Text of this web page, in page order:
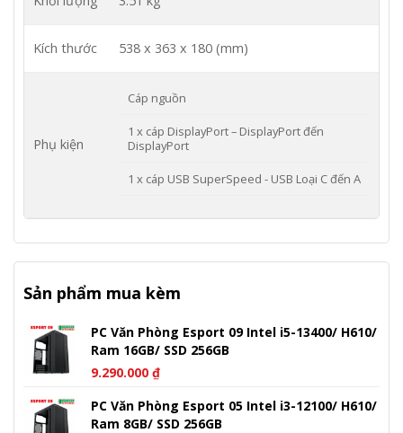
Kích thước 538 x 363 x 180 (mm)
Phụ kiện
Cáp nguồn
1 x cáp DisplayPort – DisplayPort đến
DisplayPort
1 x cáp USB SuperSpeed ​​- USB Loại C đến A
Sản phẩm mua kèm
PC Văn Phòng Esport 09 Intel i5-13400/ H610/
Ram 16GB/ SSD 256GB
9.290.000 ₫
PC Văn Phòng Esport 05 Intel i3-12100/ H610/
Ram 8GB/ SSD 256GB